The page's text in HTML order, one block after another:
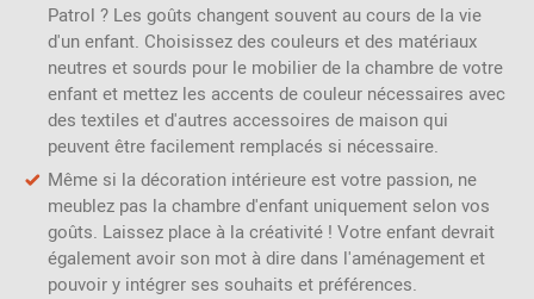
Patrol ? Les goûts changent souvent au cours de la vie
d'un enfant. Choisissez des couleurs et des matériaux
neutres et sourds pour le mobilier de la chambre de votre
enfant et mettez les accents de couleur nécessaires avec
des textiles et d'autres accessoires de maison qui
peuvent être facilement remplacés si nécessaire.
Même si la décoration intérieure est votre passion, ne
meublez pas la chambre d'enfant uniquement selon vos
goûts. Laissez place à la créativité ! Votre enfant devrait
également avoir son mot à dire dans l'aménagement et
pouvoir y intégrer ses souhaits et préférences.